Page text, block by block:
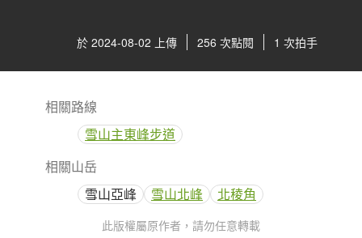
於 2024-08-02 上傳 256 次點閱 1 次拍手
相關路線
雪山主東峰步道
相關山岳
雪山亞峰
雪山北峰 北稜角
此版權屬原作者，請勿任意轉載